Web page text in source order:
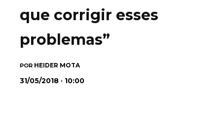
que corrigir esses
problemas”
POR HEIDER MOTA
31/05/2018 · 10:00